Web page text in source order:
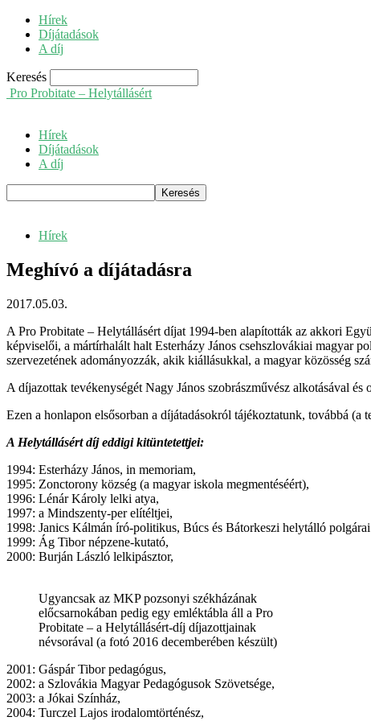
Hírek
Díjátadások
A díj
Keresés
Pro Probitate – Helytállásért
Hírek
Díjátadások
A díj
Hírek
Meghívó a díjátadásra
2017.05.03.
A Pro Probitate – Helytállásért díjat 1994-ben alapították az akkori
képviselői, a mártírhalált halt Esterházy János csehszlovákiai magyar
szervezetének adományozzák, akik kiállásukkal, a magyar közösség
A díjazottak tevékenységét Nagy János szobrászművész alkotásával és
Ezen a honlapon elsősorban a díjátadásokról tájékoztatunk, továbbá
A Helytállásért díj eddigi kitüntetettjei:
1994: Esterházy János, in memoriam,
1995: Zonctorony község (a magyar iskola megmentéséért),
1996: Lénár Károly lelki atya,
1997: a Mindszenty-per elítéltjei,
1998: Janics Kálmán író-politikus, Búcs és Bátorkeszi helytálló polgárai
1999: Ág Tibor népzene-kutató,
2000: Burján László lelkipásztor,
Ugyancsak az MKP pozsonyi székházának
előcsarnokában pedig egy emléktábla áll a Pro
Probitate – a Helytállásért-díj díjazottjainak
névsorával (a fotó 2016 decemberében készült)
2001: Gáspár Tibor pedagógus,
2002: a Szlovákia Magyar Pedagógusok Szövetsége,
2003: a Jókai Színház,
2004: Turczel Lajos irodalomtörténész,